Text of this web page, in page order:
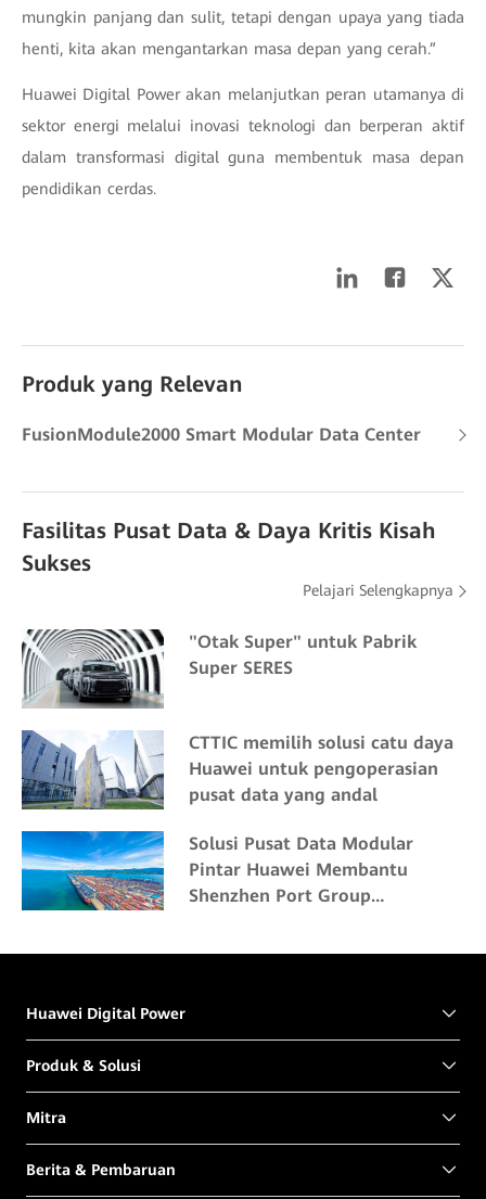
mungkin panjang dan sulit, tetapi dengan upaya yang tiada
henti, kita akan mengantarkan masa depan yang cerah.”
Huawei Digital Power akan melanjutkan peran utamanya di
sektor energi melalui inovasi teknologi dan berperan aktif
dalam transformasi digital guna membentuk masa depan
pendidikan cerdas.
Produk yang Relevan
FusionModule2000 Smart Modular Data Center
Fasilitas Pusat Data & Daya Kritis Kisah
Sukses
Pelajari Selengkapnya
"Otak Super" untuk Pabrik
Super SERES
CTTIC memilih solusi catu daya
Huawei untuk pengoperasian
pusat data yang andal
Solusi Pusat Data Modular
Pintar Huawei Membantu
Shenzhen Port Group
Huawei Digital Power
Produk & Solusi
Mitra
Berita & Pembaruan